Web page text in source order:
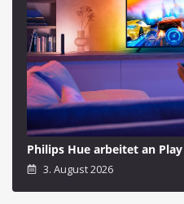
Philips Hue arbeitet an
3. August 2026